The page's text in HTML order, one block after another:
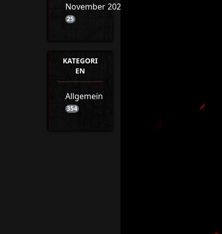
November 2025
25
KATEGORI
EN
Allgemein
354